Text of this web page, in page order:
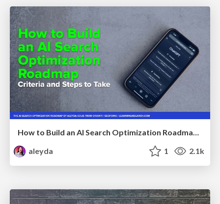
How to Build an AI Search Optimization Roadmap - Criteria and Steps to Take #SEOIRL
aleyda
1 2.1k